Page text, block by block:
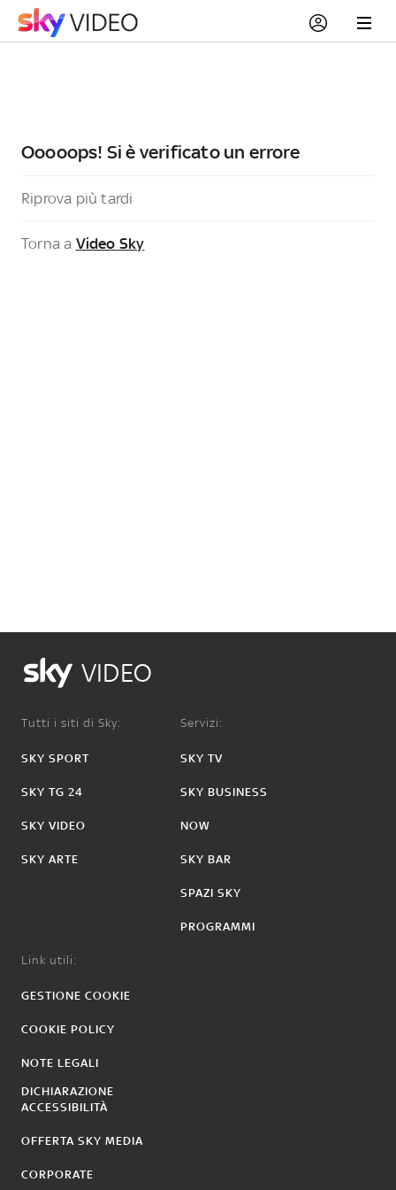
Ooooops! Si è verificato un errore
Riprova più tardi
Torna a Video Sky
VIDEO
Tutti i siti di Sky:
SKY SPORT
SKY TG 24
SKY VIDEO
SKY ARTE
Servizi:
SKY TV
SKY BUSINESS
NOW
SKY BAR
SPAZI SKY
PROGRAMMI
Link utili:
GESTIONE COOKIE
COOKIE POLICY
NOTE LEGALI
DICHIARAZIONE
ACCESSIBILITÀ
OFFERTA SKY MEDIA
CORPORATE